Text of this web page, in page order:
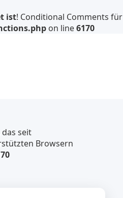
ist! Conditional Comments
on line6170
seit
Browsern